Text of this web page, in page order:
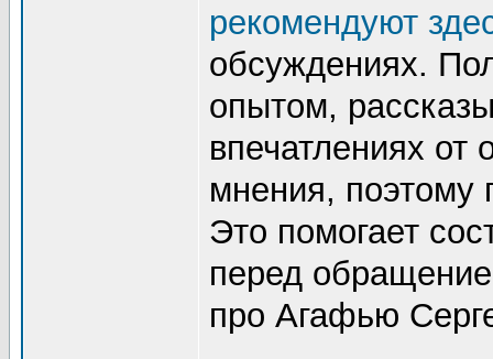
рекомендуют
обсуждениях.
опытом,
впечатлениях
мнения, поэтому
Это помогает
перед
про Агафью